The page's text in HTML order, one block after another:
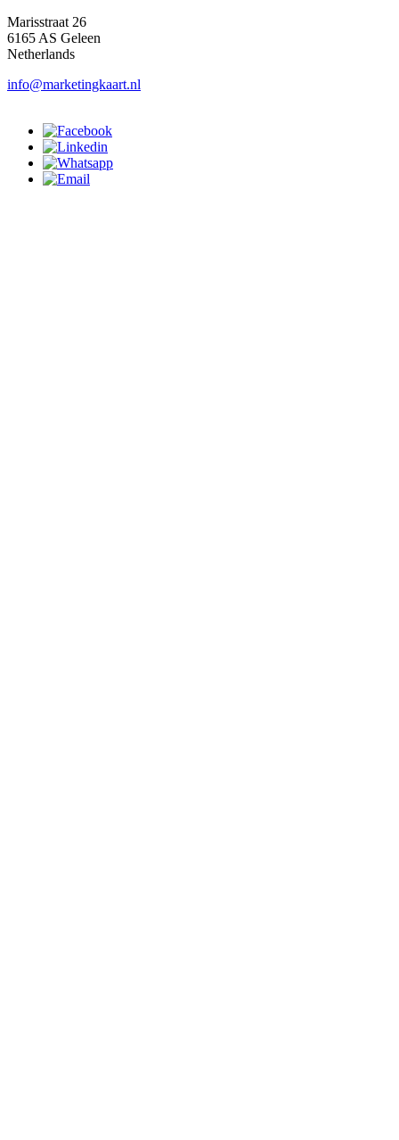
Marisstraat 26
6165 AS Geleen
Netherlands
info@marketingkaart.nl